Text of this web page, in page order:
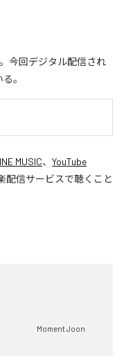
。今回デジタル配信され
。
MUSIC、 YouTube
配信サービスで聴くこと
Moment Joon